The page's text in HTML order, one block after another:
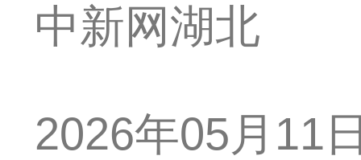
中新网湖北
2026年05月11